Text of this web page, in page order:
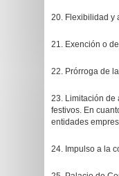
20. Flexibilidad y
21. Exención o
22. Prórroga de
23. Limitación de
festivos. En
entidades
24. Impulso a la